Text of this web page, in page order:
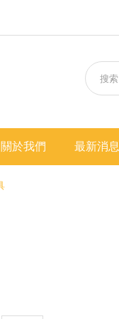
關於我們 最新消息